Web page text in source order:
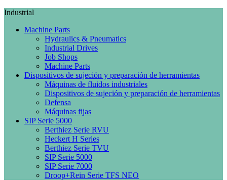
Industrial
Machine Parts
Hydraulics & Pneumatics
Industrial Drives
Job Shops
Machine Parts
Dispositivos de sujeción y preparación de herramientas
Máquinas de fluidos industriales
Dispositivos de sujeción y preparación de herramientas
Defensa
Máquinas fijas
SIP Serie 5000
Berthiez Serie RVU
Heckert H Series
Berthiez Serie TVU
SIP Serie 5000
SIP Serie 7000
Droop+Rein Serie TFS NEO